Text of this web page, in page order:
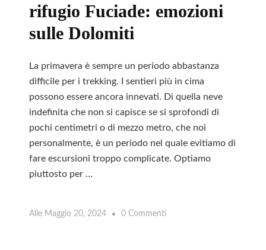
Di
rifugio Fuciade: emozioni
sulle Dolomiti
La primavera è sempre un periodo abbastanza
difficile per i trekking. I sentieri più in cima
possono essere ancora innevati. Di quella neve
indefinita che non si capisce se si sprofondi di
pochi centimetri o di mezzo metro, che noi
personalmente, è un periodo nel quale evitiamo di
fare escursioni troppo complicate. Optiamo
piuttosto per …
Alle Maggio 20, 2024 0 Commenti